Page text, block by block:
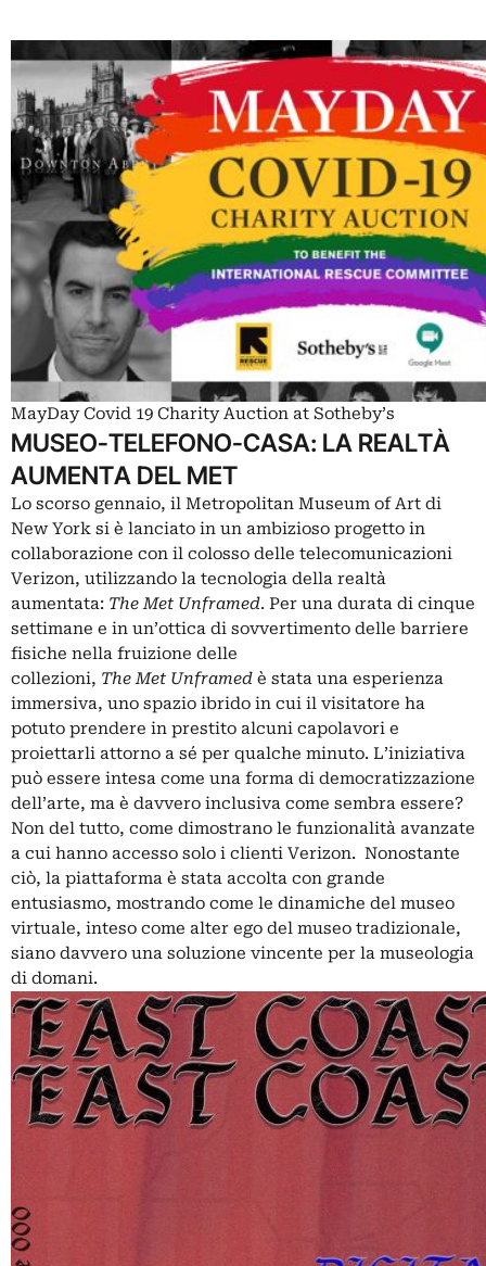
MayDay Covid 19 Charity Auction at Sotheby’s
MUSEO-TELEFONO-CASA: LA REALTÀ
AUMENTA DEL MET
Lo scorso gennaio, il Metropolitan Museum of Art di
New York si è lanciato in un ambizioso progetto in
collaborazione con il colosso delle telecomunicazioni
Verizon, utilizzando la tecnologia della realtà
aumentata: The Met Unframed. Per una durata di cinque
settimane e in un’ottica di sovvertimento delle barriere
fisiche nella fruizione delle
collezioni, The Met Unframed è stata una esperienza
immersiva, uno spazio ibrido in cui il visitatore ha
potuto prendere in prestito alcuni capolavori e
proiettarli attorno a sé per qualche minuto. L’iniziativa
può essere intesa come una forma di democratizzazione
dell’arte, ma è davvero inclusiva come sembra essere?
Non del tutto, come dimostrano le funzionalità avanzate
a cui hanno accesso solo i clienti Verizon. Nonostante
ciò, la piattaforma è stata accolta con grande
entusiasmo, mostrando come le dinamiche del museo
virtuale, inteso come alter ego del museo tradizionale,
siano davvero una soluzione vincente per la museologia
di domani.